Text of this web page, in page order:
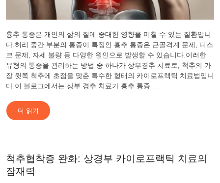
흉추 통증은 개인의 삶의 질에 중대한 영향을 미칠 수 있는 질환입니
다.허리 중간 부분의 통증이 특징인 흉추 통증은 근골격계 문제, 디스
크 문제, 자세 불량 등 다양한 원인으로 발생할 수 있습니다.이러한
유형의 통증을 관리하는 방법 중 하나가 상부경추 치료로, 척추의 가
장 윗쪽 척추에 초점을 맞춘 특수한 형태의 카이로프랙틱 치료법입니
다.이 블로그에서는 상부 경추 치료가 흉추 통증 ...
더 읽기
척추협착증 완화: 상경부 카이로프랙틱 치료의
잠재력